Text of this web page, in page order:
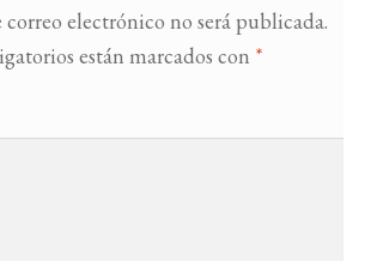
electrónico no será publicada.
están marcados con *